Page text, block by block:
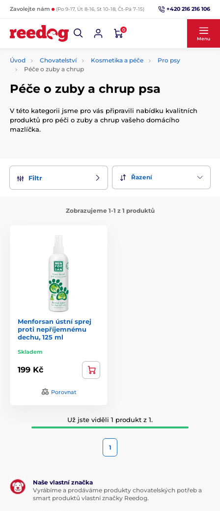
Zavolejte nám (Po 9-17, Út 8-16, St 10-18, Čt-Pá 7-15) +420 216 216 106
0
Menu
Úvod Chovatelství Kosmetika a péče
Pro psy
Péče o zuby a chrup
Péče o zuby a chrup psa
V této kategorii jsme pro vás připravili nabídku kvalitních
produktů pro péči o zuby a chrup vašeho domácího
mazlíčka.
Filtr Řazení
Zobrazujeme 1-1 z 1 produktů
Menforsan ústní sprej
proti nepříjemnému
dechu, 125 ml
Skladem
199 Kč
Porovnat
Už jste viděli 1 produkt z 1.
1
Naše vlastní značka
Vyrábíme a prodáváme produkty chovatelských potřeb a
smart produktů vlastní značky Reedog.